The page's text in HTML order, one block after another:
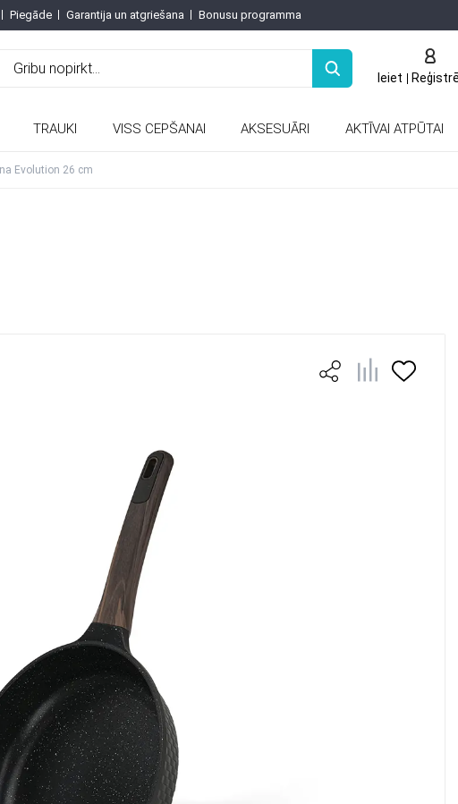
Piegāde Garantija un atgriešana Bonusu programma
Ieiet
TRAUKI VISS CEPŠANAI AKSESUĀRI AKTĪVAI ATPŪTAI
Evolution 26 cm